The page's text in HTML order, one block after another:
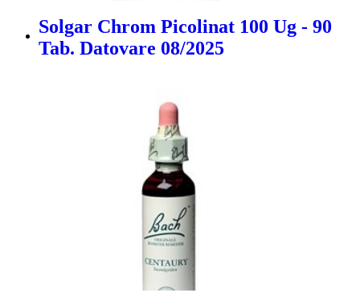
Solgar Chrom Picolinat 100 Ug - 90
Tab. Datovare 08/2025